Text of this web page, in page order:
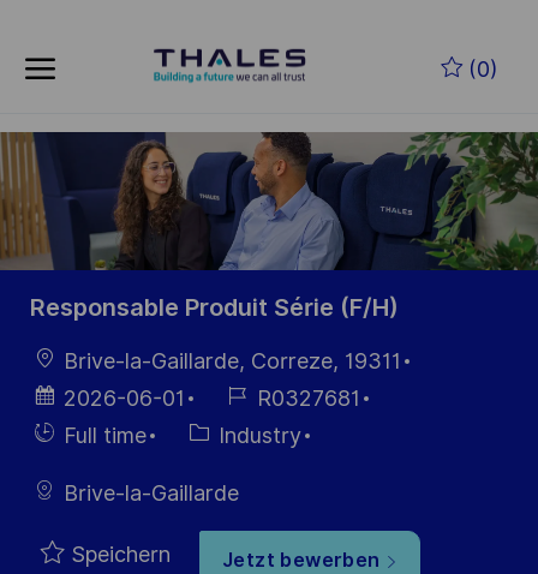
(0)
-
Responsable Produit Série (F/H)
Ort
Brive-la-Gaillarde, Correze, 19311
Datum der
Veröffentlichung
2026-06-01
Job-
ID
R0327681
Einstellunngstyp
Full time Kategorie
Industry
Brive-la-Gaillarde
Speichern Jetzt bewerben